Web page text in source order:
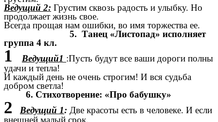
Ведущий 2: Грустим сквозь радость и улыбку. Но
продолжает жизнь свое.
Всегда прощая нам ошибки, во имя торжества ее.
5. Танец «Листопад» исполняет
группа 4 кл.
1 Ведущий1 :Пусть будут все ваши дороги полны
удачи и тепла!
И каждый день не очень строгим! И вся судьба
добром светла!
6. Стихотворение: «Про бабушку»
2 Ведущий 1: Две красоты есть в человеке. И если
внешней малый срок,